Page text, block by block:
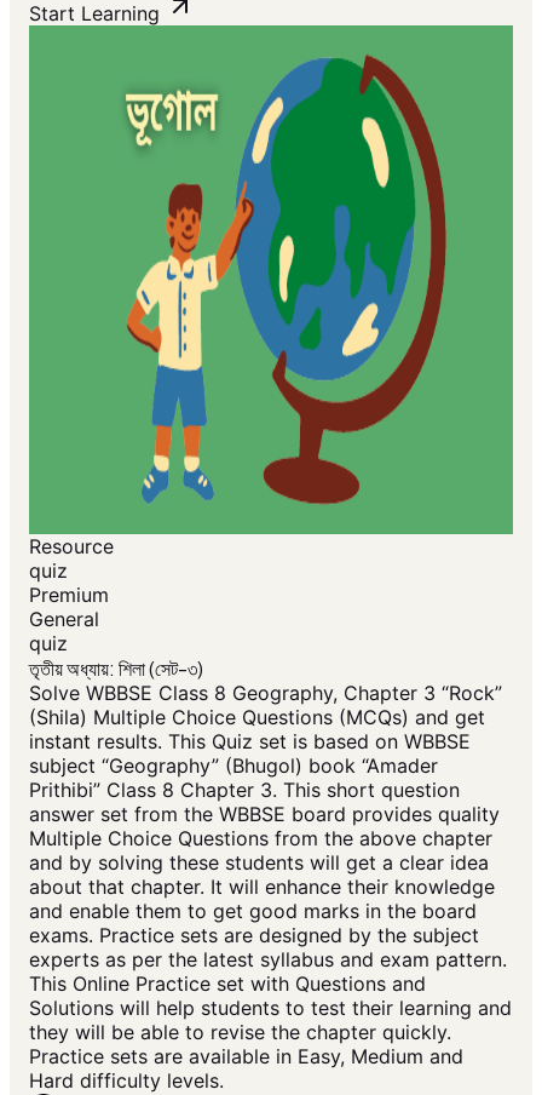
Start Learning
Resource
quiz
Premium
General
quiz
তৃতীয় অধ্যায়: শিলা (সেট-৩)
Solve WBBSE Class 8 Geography, Chapter 3 “Rock”
(Shila) Multiple Choice Questions (MCQs) and get
instant results. This Quiz set is based on WBBSE
subject “Geography” (Bhugol) book “Amader
Prithibi” Class 8 Chapter 3. This short question
answer set from the WBBSE board provides quality
Multiple Choice Questions from the above chapter
and by solving these students will get a clear idea
about that chapter. It will enhance their knowledge
and enable them to get good marks in the board
exams. Practice sets are designed by the subject
experts as per the latest syllabus and exam pattern.
This Online Practice set with Questions and
Solutions will help students to test their learning and
they will be able to revise the chapter quickly.
Practice sets are available in Easy, Medium and
Hard difficulty levels.